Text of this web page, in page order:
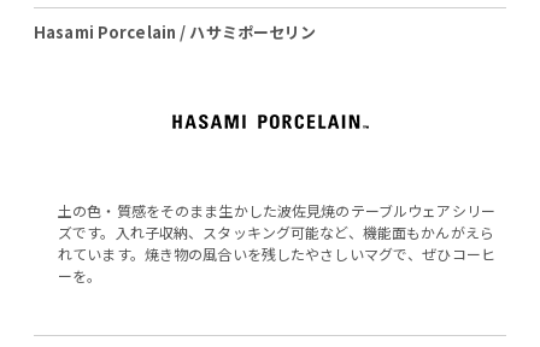
Hasami Porcelain / ハサミポーセリン
土の色・質感をそのまま生かした波佐見焼のテーブルウェアシリー
ズです。入れ子収納、スタッキング可能など、機能面もかんがえら
れています。焼き物の風合いを残したやさしいマグで、ぜひコーヒ
ーを。